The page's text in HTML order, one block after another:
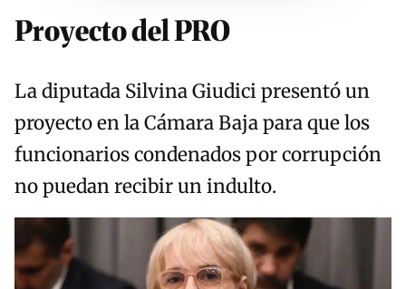
Proyecto del PRO
La diputada Silvina Giudici presentó un
proyecto en la Cámara Baja para que los
funcionarios condenados por corrupción
no puedan recibir un indulto.